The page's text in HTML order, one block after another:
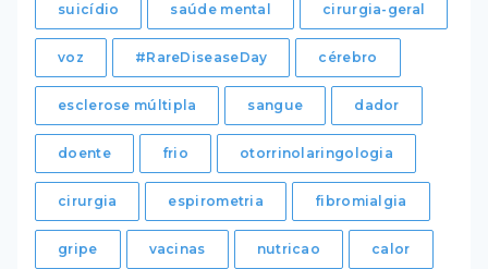
suicídio saúde mental cirurgia-geral
voz #RareDiseaseDay cérebro
esclerose múltipla sangue dador
doente frio otorrinolaringologia
cirurgia espirometria fibromialgia
gripe vacinas nutricao calor